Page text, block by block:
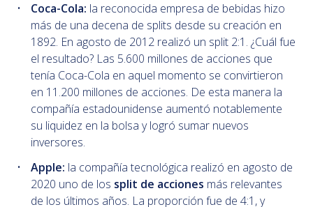
Coca-Cola: la reconocida empresa de bebidas hizo
más de una decena de splits desde su creación en
1892. En agosto de 2012 realizó un split 2:1. ¿Cuál fue
el resultado? Las 5.600 millones de acciones que
tenía Coca-Cola en aquel momento se convirtieron
en 11.200 millones de acciones. De esta manera la
compañía estadounidense aumentó notablemente
su liquidez en la bolsa y logró sumar nuevos
inversores.
Apple: la compañía tecnológica realizó en agosto de
2020 uno de los split de acciones más relevantes
de los últimos años. La proporción fue de 4:1, y